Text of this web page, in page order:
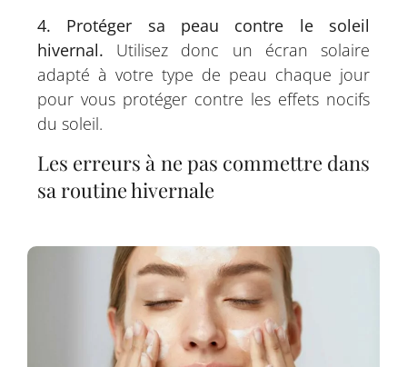
4. Protéger sa peau contre le soleil
hivernal. Utilisez donc un écran solaire
adapté à votre type de peau chaque jour
pour vous protéger contre les effets nocifs
du soleil.
Les erreurs à ne pas commettre dans
sa routine hivernale